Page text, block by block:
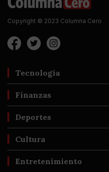
Copyright © 2023 Columna Cero
Tecnología
Finanzas
Deportes
Cultura
Entretenimiento